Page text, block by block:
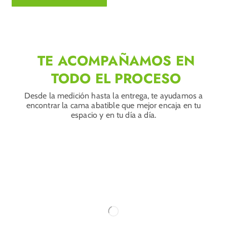
TE ACOMPAÑAMOS EN
TODO EL PROCESO
Desde la medición hasta la entrega, te ayudamos a
encontrar la cama abatible que mejor encaja en tu
espacio y en tu día a día.